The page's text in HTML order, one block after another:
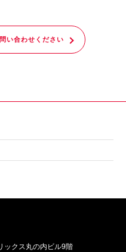
い合わせください
クス丸の内ビル9階